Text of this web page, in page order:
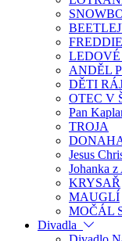
ANDĚL
DĚTI
OTEC V
Pan
TROJA
Jesus
Johanka
KRYSAŘ
MAUGLÍ
MOČÁL
Divadla